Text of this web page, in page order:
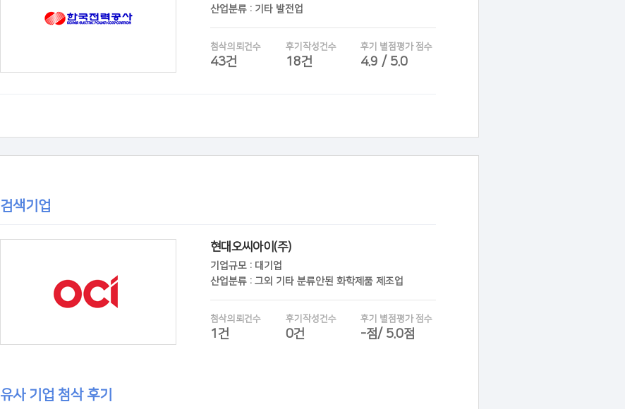
산업분류 : 기타 발전업
첨삭의뢰건수
43건
후기작성건수
18건
후기 별점평가 점수
4.9 / 5.0
검색기업
현대오씨아이(주)
기업규모 : 대기업
산업분류 : 그외 기타 분류안된 화학제품 제조업
첨삭의뢰건수
1건
후기작성건수
0건
후기 별점평가 점수
-점/ 5.0점
유사 기업 첨삭 후기